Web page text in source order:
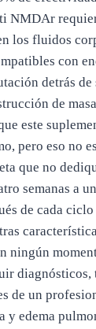
NMDAr
los fluidos
con
detrás de
de
este
pero eso no
que no
semanas a
de cada
ningún
diagnósticos,
de un
y edema